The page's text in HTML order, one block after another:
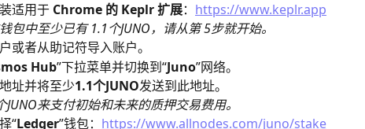
适用于 Chrome 的 Keplr 扩展： https://www.keplr.app
包中至少已有 1.1个JUNO，请从第 5步就开始。
或者从助记符导入账户。
Hub”下拉菜单并切换到“Juno”网络。
址并将至少1.1个JUNO发送到此地址。
JUNO来支付初始和未来的质押交易费用。
“Ledger”钱包： https://www.allnodes.com/juno/stake